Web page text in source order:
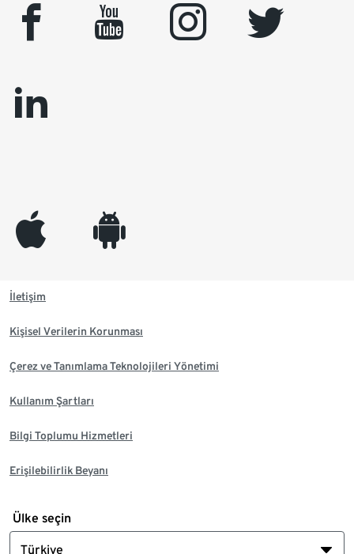
facebook youtube instagram
twitter
linkedin
appleinc android
İletişim
Kişisel Verilerin Korunması
Çerez ve Tanımlama Teknolojileri Yönetimi
Kullanım Şartları
Bilgi Toplumu Hizmetleri
Erişilebilirlik Beyanı
Ülke seçin
Türkiye